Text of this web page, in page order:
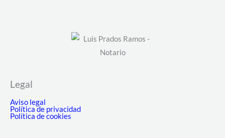
Legal
Aviso legal
Política de privacidad
Política de cookies